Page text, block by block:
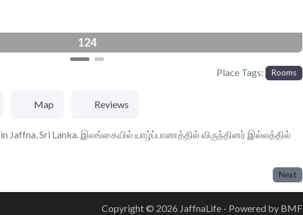
124
Place Tags: Rooms
Map Reviews
in Jaffna, Sri Lanka. இலங்கையில் யாழ்ப்பாணத்தில் விருந்தினர் இல்லத்தில்
Next
Copyright © 2026 JaffnaLife - Powered by BMF